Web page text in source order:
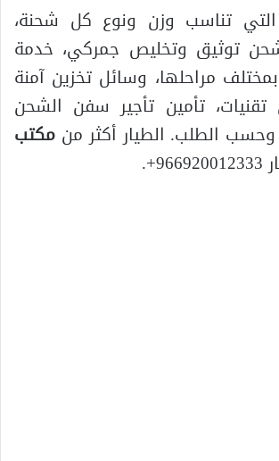
تناسب وزن ونوع كل شحنة،
توثيق وتخليص جمركي، خدمة
مراحلها، وسائل تخزين آمنة
تقنيات، تأمين تأجير سفن الشحن
وحسب الطلب. الطيار أكثر من مكتب